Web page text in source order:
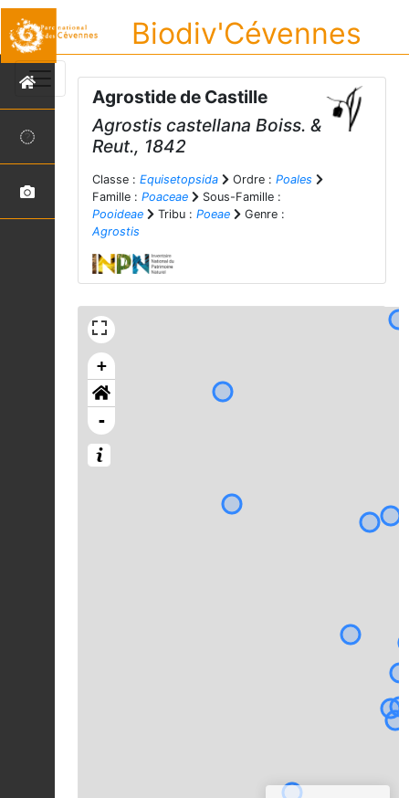
Biodiv'Cévennes
Agrostide de Castille
Agrostis castellana Boiss. &
Reut., 1842
Classe : Equisetopsida Ordre : Poales
Famille : Poaceae
Sous-Famille :
Pooideae
Tribu : Poeae
Genre :
Agrostis
+
-